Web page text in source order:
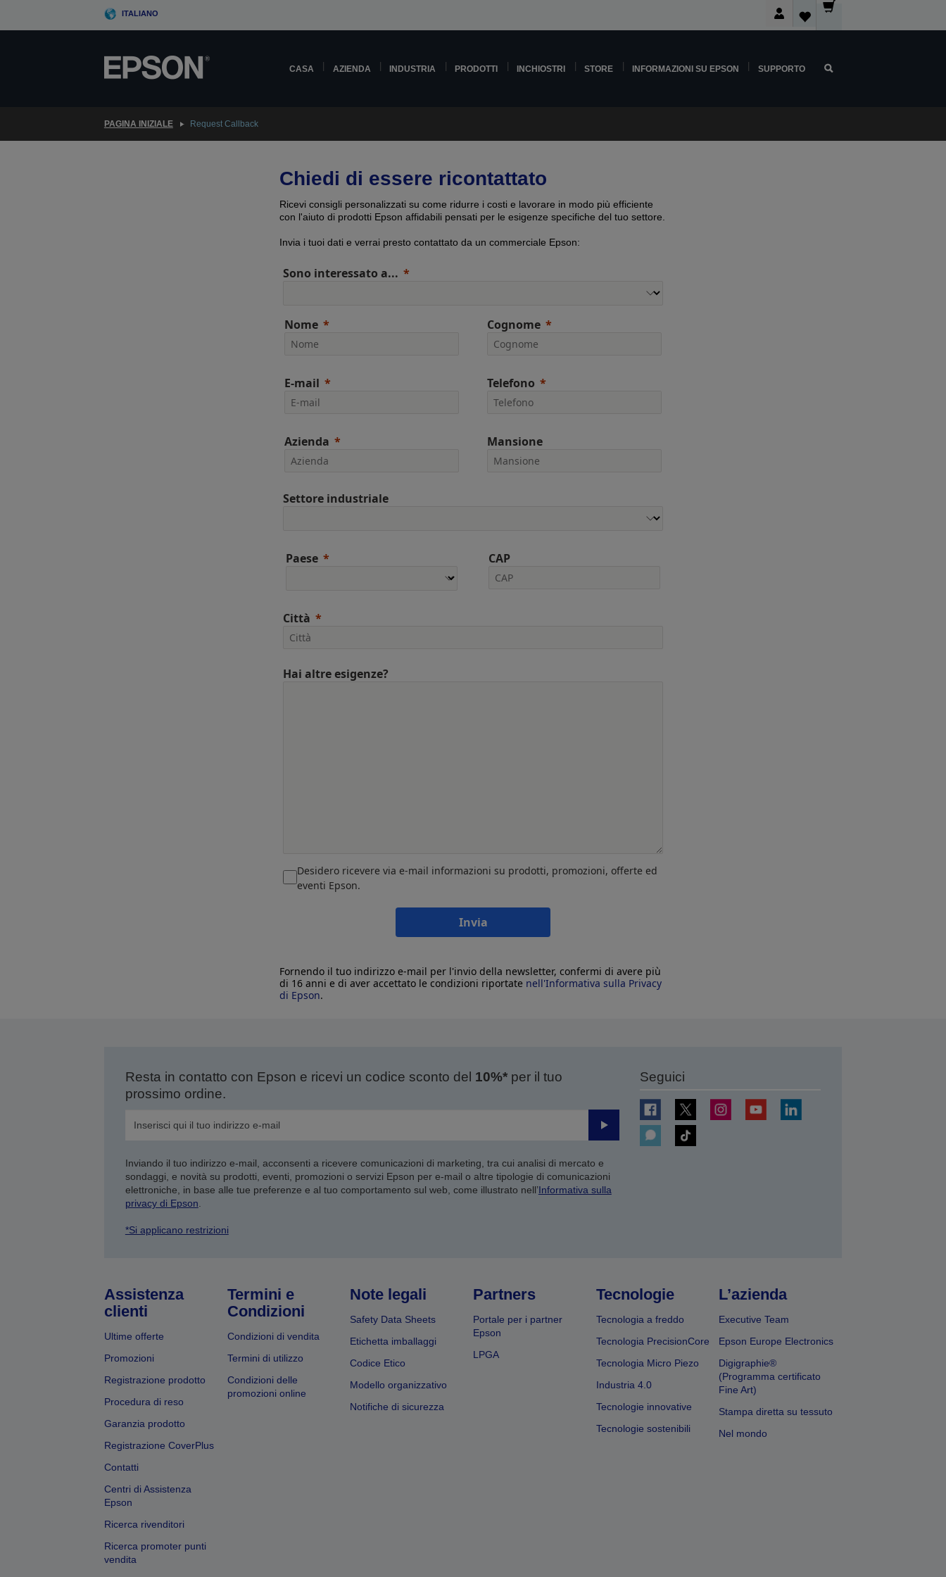
ITALIANO
CASA AZIENDA INDUSTRIA PRODOTTI INCHIOSTRI STORE INFORMAZIONI SU EPSON SUPPORTO
PAGINA INIZIALE Request Callback
Chiedi di essere ricontattato
Ricevi consigli personalizzati su come ridurre i costi e lavorare in modo più efficiente
con l'aiuto di prodotti Epson affidabili pensati per le esigenze specifiche del tuo settore.
Invia i tuoi dati e verrai presto contattato da un commerciale Epson:
Sono interessato a...
Nome Cognome
E-mail Telefono
Azienda Mansione
Settore industriale
Paese CAP
Città
Hai altre esigenze?
Desidero ricevere via e-mail informazioni su prodotti, promozioni, offerte ed
eventi Epson.
Invia
Fornendo il tuo indirizzo e-mail per l'invio della newsletter, confermi di avere più
di 16 anni e di aver accettato le condizioni riportate nell'Informativa sulla Privacy
di Epson.
Resta in contatto con Epson e ricevi un codice sconto del 10%*per il tuo
prossimo ordine.
Invia
Inviando il tuo indirizzo e-mail, acconsenti a ricevere comunicazioni di marketing, tra cui analisi di mercato e
sondaggi, e novità su prodotti, eventi, promozioni o servizi Epson per e-mail o altre tipologie di comunicazioni
elettroniche, in base alle tue preferenze e al tuo comportamento sul web, come illustrato nell’Informativa sulla
privacy di Epson
*Si applicano restrizioni
Seguici
Assistenza
clienti
Ultime offerte
Promozioni
Registrazione prodotto
Procedura di reso
Garanzia prodotto
Registrazione CoverPlus
Contatti
Centri di Assistenza
Epson
Ricerca rivenditori
Ricerca promoter punti
vendita
Termini e
Condizioni
Condizioni di vendita
Termini di utilizzo
Condizioni delle
promozioni online
Note legali
Safety Data Sheets
Etichetta imballaggi
Codice Etico
Modello organizzativo
Notifiche di sicurezza
Partners
Portale per i partner
Epson
LPGA
Tecnologie
Tecnologia a freddo
Tecnologia PrecisionCore
Tecnologia Micro Piezo
Industria 4.0
Tecnologie innovative
Tecnologie sostenibili
L’azienda
Executive Team
Epson Europe Electronics
Digigraphie®
(Programma certificato
Fine Art)
Stampa diretta su tessuto
Nel mondo